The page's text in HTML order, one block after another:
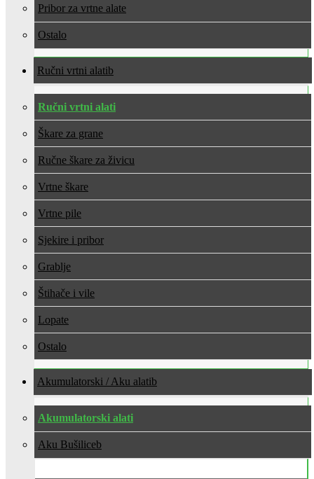
Pribor za vrtne alate
Ostalo
Ručni vrtni alati
Ručni vrtni alati
Škare za grane
Ručne škare za živicu
Vrtne škare
Vrtne pile
Sjekire i pribor
Grablje
Štihače i vile
Lopate
Ostalo
Akumulatorski / Aku alati
Akumulatorski alati
Aku Bušilice